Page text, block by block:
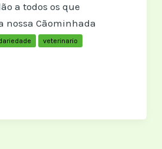
a todos os que
nossa Cãominhada
veterinario